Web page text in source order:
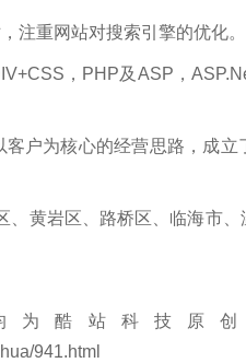
重网站对搜索引擎的优化。
，PHP及ASP，
为核心的经营思路，成立
黄岩区、路桥区、临海市、
为酷站科技原
941.html